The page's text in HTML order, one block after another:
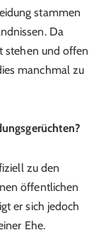
stammen
Da
stehen und offen
manchmal zu
zu den
öffentlichen
er sich jedoch
Ehe.